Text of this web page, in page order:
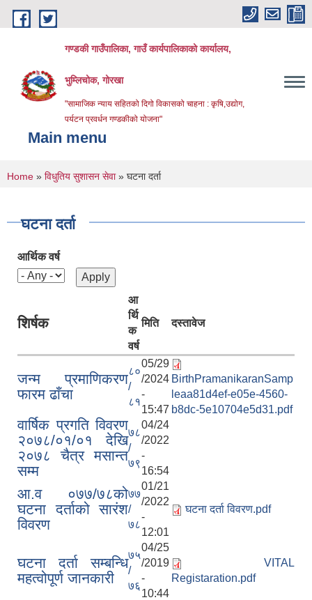
Skip to main content
गण्डकी गाउँपालिका, गाउँ कार्यपालिकाको कार्यालय,
भुम्लिचोक, गोरखा
"सामाजिक न्याय सहितको दिगो विकासको चाहना : कृषि,उद्योग,
पर्यटन प्रवर्धन गण्डकीको योजना"
Main menu
You are here
Home » विधुतिय सुशासन सेवा» घटना दर्ता
घटना दर्ता
आर्थिक वर्ष
शिर्षक
आ
र्थि
क
वर्ष
मिति दस्तावेज
जन्म प्रमाणिकरण
फारम ढाँचा
८०
/
८१
05/29
/2024
-
15:47
BirthPramanikaranSamp
leaa81d4ef-e05e-4560-
b8dc-5e10704e5d31.pdf
वार्षिक प्रगति विवरण
२०७८/०१/०१ देखि
२०७८ चैत्र मसान्त
सम्म
७८
/
७९
04/24
/2022
-
16:54
आ.व ०७७/७८को
घटना दर्ताको सारंश
विवरण
७७
/
७८
01/21
/2022
-
12:01
घटना दर्ता विवरण.pdf
घटना दर्ता सम्बन्धि
महत्वोपूर्ण जानकारी
७५
/
७६
04/25
/2019
-
10:44
VITAL
Registaration.pdf